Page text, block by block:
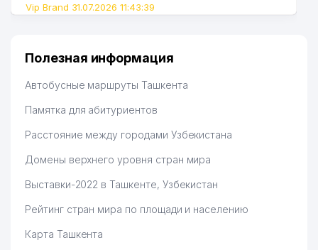
46
МИНИСТЕРСТВО ФИНАНСОВ
333 м
47
ГОСУДАРСТВЕННАЯ
ФИЛАРМОНИЯ УЗБЕКИСТАНА
48 O'ZBEKKONSERT ГП
ЧП
ИНСТИТУТ
АКАДЕМИИ НАУК РУз
51 DINAMIKA ООО 444 м
52
Vip Brand 31.07.2026 11:43:39
Полезная информация
Автобусные маршруты Ташкента
Памятка для абитуриентов
Расстояние между городами Узбекистана
Домены верхнего уровня стран мира
Выставки-2022 в Ташкенте, Узбекистан
Рейтинг стран мира по площади и населению
Карта Ташкента